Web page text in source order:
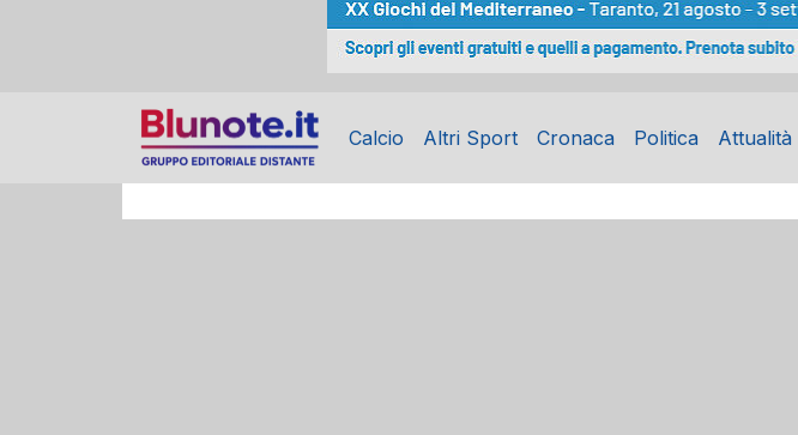
Calcio Altri Sport Cronaca Politica Attualità